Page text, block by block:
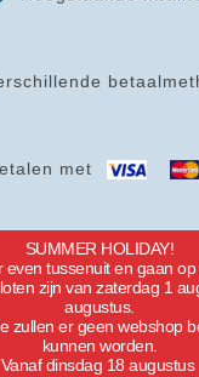
met
SUMMER HOLIDAY!
even tussenuit en gaan
zijn van zaterdag 1
augustus.
zullen er geen webshop
kunnen worden.
Vanaf dinsdag 18 augustus